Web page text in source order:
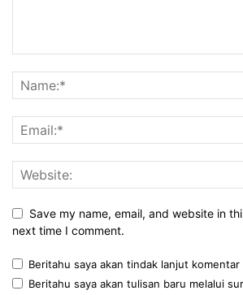
Save my name, email, and website in
next time I comment.
Beritahu saya akan tindak lanjut komentar
Beritahu saya akan tulisan baru melalui